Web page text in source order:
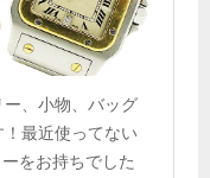
、小物、バッグ
最近使ってない
をお持ちでした